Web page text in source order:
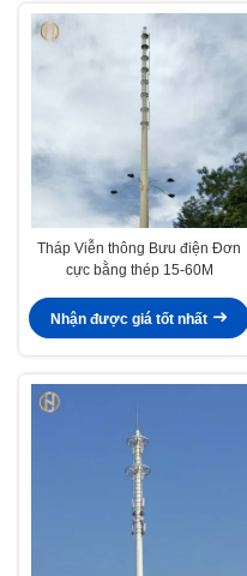
Tháp Viễn thông Bưu điện Đơn
cực bằng thép 15-60M
Nhận được giá tốt nhất